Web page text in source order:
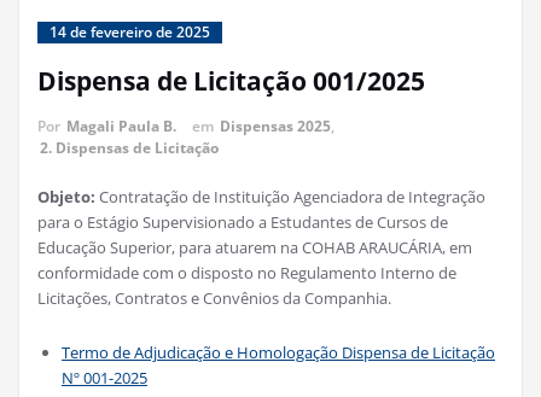
14 de fevereiro de 2025
Dispensa de Licitação 001/2025
Por Magali Paula B. em Dispensas 2025,
2. Dispensas de Licitação
Objeto: Contratação de Instituição Agenciadora de Integração
para o Estágio Supervisionado a Estudantes de Cursos de
Educação Superior, para atuarem na COHAB ARAUCÁRIA, em
conformidade com o disposto no Regulamento Interno de
Licitações, Contratos e Convênios da Companhia.
Termo de Adjudicação e Homologação Dispensa de Licitação
Nº 001-2025